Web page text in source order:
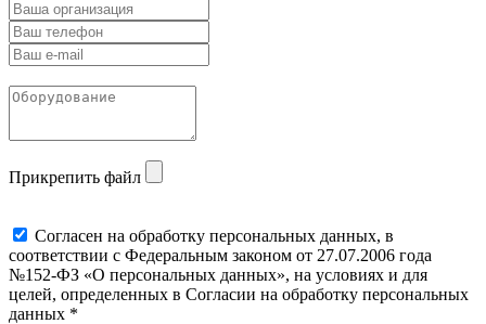
Прикрепить файл
Cогласен на обработку персональных данных, в
соответствии с Федеральным законом от 27.07.2006 года
№152-ФЗ «О персональных данных», на условиях и для
целей, определенных в Согласии на обработку персональных
данных *